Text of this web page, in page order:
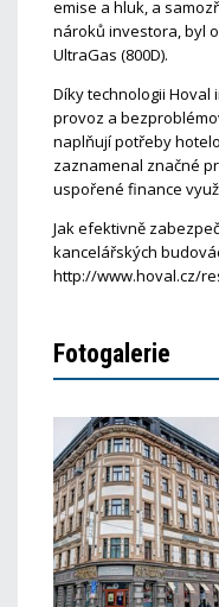
emise a hluk, a
nároků investora, byl
UltraGas (800D).
Díky technologii
provoz a
naplňují potřeby
zaznamenal značné
uspořené finance
Jak efektivně
kancelářských
http://www.hoval.cz/
Fotogalerie